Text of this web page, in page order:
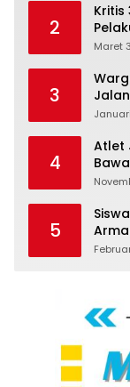
2
Kritis
Maret
3
4
Atlet
5